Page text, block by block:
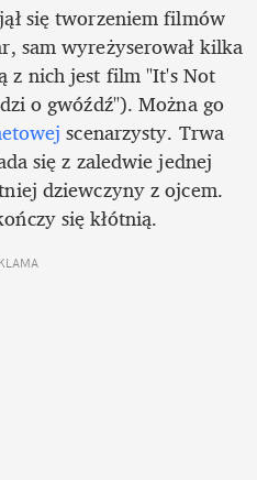
się tworzeniem filmów
sam wyreżyserował kilka
z nich jest film "It's Not
o gwóźdź"). Można go
scenarzysty. Trwa
się z zaledwie jednej
dziewczyny z ojcem.
się kłótnią.